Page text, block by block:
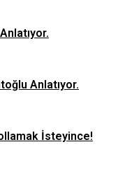
Anlatıyor.
İsteyince!